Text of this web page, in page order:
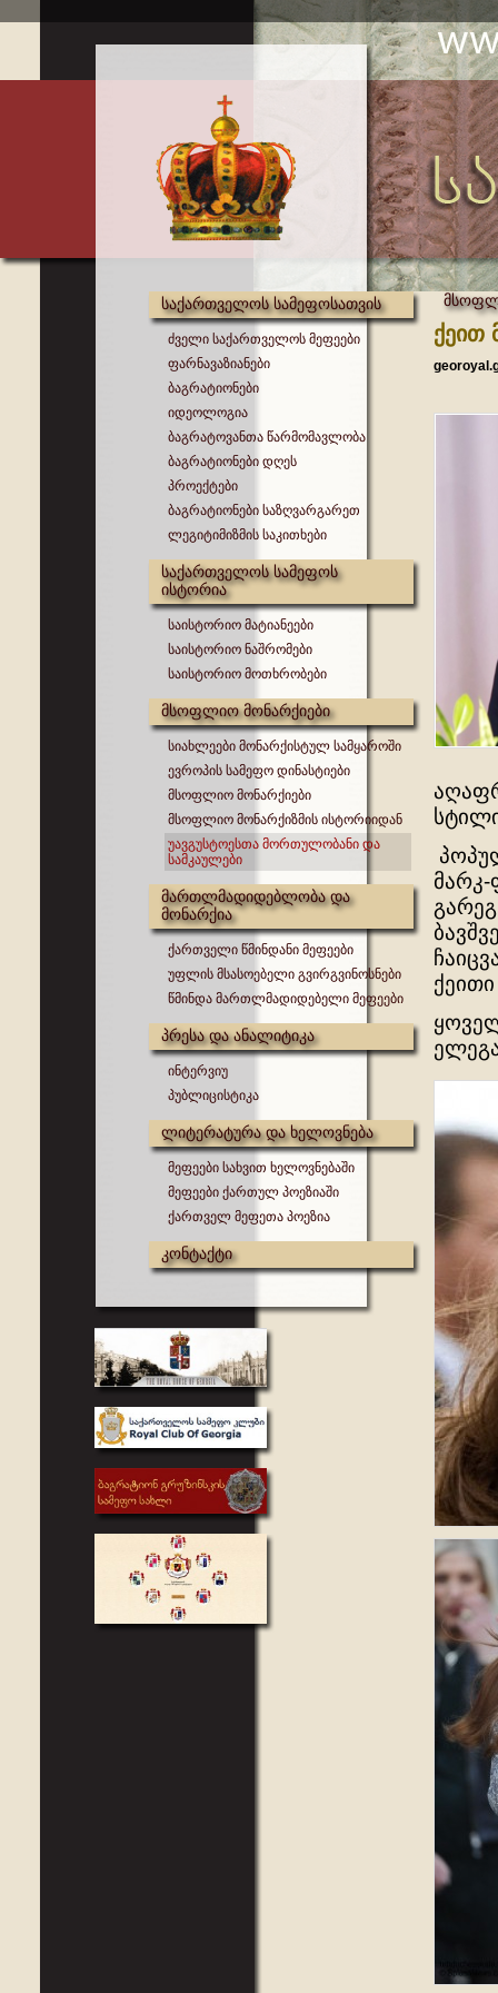
საქართველოს სამეფოსათვის
ძველი საქართველოს მეფეები
ფარნავაზიანები
ბაგრატიონები
იდეოლოგია
ბაგრატოვანთა წარმომავლობა
ბაგრატიონები დღეს
პროექტები
ბაგრატიონები საზღვარგარეთ
ლეგიტიმიზმის საკითხები
საქართველოს სამეფოს
ისტორია
საისტორიო მატიანეები
საისტორიო ნაშრომები
საისტორიო მოთხრობები
მსოფლიო მონარქიები
სიახლეები მონარქისტულ სამყაროში
ევროპის სამეფო დინასტიები
მსოფლიო მონარქიები
მსოფლიო მონარქიზმის ისტორიიდან
უავგუსტოესთა მორთულობანი და
სამკაულები
მართლმადიდებლობა და
მონარქია
ქართველი წმინდანი მეფეები
უფლის მსასოებელი გვირგვინოსნები
წმინდა მართლმადიდებელი მეფეები
პრესა და ანალიტიკა
ინტერვიუ
პუბლიცისტიკა
ლიტერატურა და ხელოვნება
მეფეები სახვით ხელოვნებაში
მეფეები ქართულ პოეზიაში
ქართველ მეფეთა პოეზია
კონტაქტი
ქეით
ქეითი